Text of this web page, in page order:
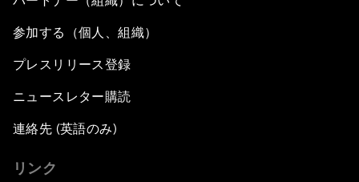
参加する（個人、組織）
プレスリリース登録
ニュースレター購読
連絡先 (英語のみ)
リンク